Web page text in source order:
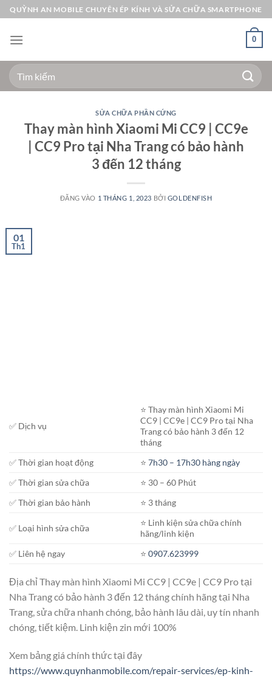
Bỏ
qua
nội
QUỲNH AN MOBILE CHUYÊN ÉP KÍNH VÀ SỬA CHỮA SMARTPHONE
0
Tìm
kiếm:
SỬA CHỮA PHẦN CỨNG
Thay màn hình Xiaomi Mi CC9 | CC9e
| CC9 Pro tại Nha Trang có bảo hành
3 đến 12 tháng
ĐĂNG VÀO 1 THÁNG 1, 2023 BỞI GOLDENFISH
01
Th1
✅ Dịch vụ
⭐️ Thay màn hình Xiaomi Mi
CC9 | CC9e | CC9 Pro tại Nha
Trang có bảo hành 3 đến 12
tháng
✅ Thời gian hoạt động
⭐️7h30 – 17h30 hàng ngày
✅ Thời gian sửa chữa
⭐️ 30 – 60 Phút
✅ Thời gian bảo hành
⭐️ 3 tháng
✅ Loại hình sửa chữa
⭐️ Linh kiện sửa chữa chính
hãng/linh kiện
✅ Liên hệ ngay
⭐️0907.623999
Địa chỉ Thay màn hình Xiaomi Mi CC9 | CC9e | CC9 Pro tại
Nha Trang có bảo hành 3 đến 12 tháng chính hãng tại Nha
Trang, sửa chữa nhanh chóng, bảo hành lâu dài, uy tín nhanh
chóng, tiết kiệm. Linh kiện zin mới 100%
Xem bảng giá chính thức tại đây
https://www.quynhanmobile.com/repair-services/ep-kinh-